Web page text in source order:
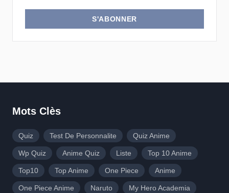
S'ABONNER
Mots Clès
Quiz Test De Personnalite Quiz Anime
Wp Quiz Anime Quiz Liste Top 10 Anime
Top10 Top Anime One Piece Anime
One Piece Anime Naruto My Hero Academia